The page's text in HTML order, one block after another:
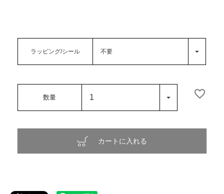
ラッピング/シール
カートに入れる